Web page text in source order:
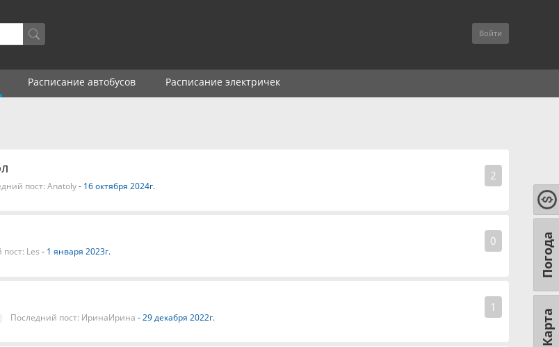
Войти
Расписание автобусов Расписание электричек
2
пост: Anatoly - 16 октября 2024г.
0
Les - 1 января 2023г.
1
| Последний пост: ИринаИрина - 29 декабря 2022г. Карта
Погода